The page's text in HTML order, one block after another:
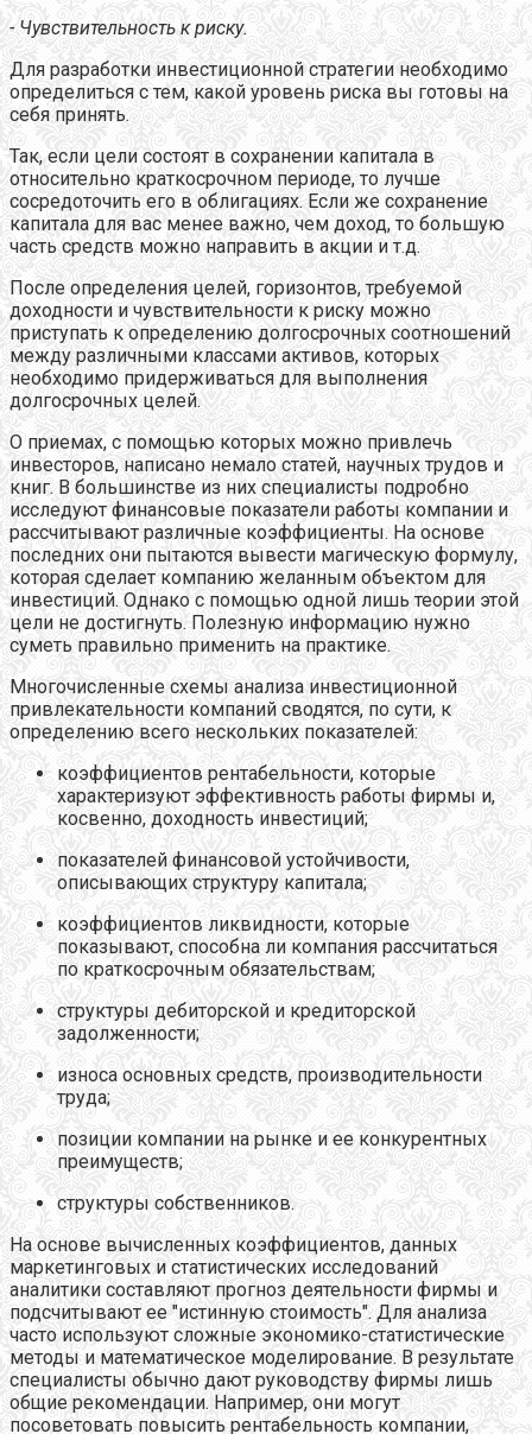
- Чувствительность к риску.
Для разработки инвестиционной стратегии необходимо
определиться с тем, какой уровень риска вы готовы на
себя принять.
Так, если цели состоят в сохранении капитала в
относительно краткосрочном периоде, то лучше
сосредоточить его в облигациях. Если же сохранение
капитала для вас менее важно, чем доход, то большую
часть средств можно направить в акции и т.д.
После определения целей, горизонтов, требуемой
доходности и чувствительности к риску можно
приступать к определению долгосрочных соотношений
между различными классами активов, которых
необходимо придерживаться для выполнения
долгосрочных целей.
О приемах, с помощью которых можно привлечь
инвесторов, написано немало статей, научных трудов и
книг. В большинстве из них специалисты подробно
исследуют финансовые показатели работы компании и
рассчитывают различные коэффициенты. На основе
последних они пытаются вывести магическую формулу,
которая сделает компанию желанным объектом для
инвестиций. Однако с помощью одной лишь теории этой
цели не достигнуть. Полезную информацию нужно
суметь правильно применить на практике.
Многочисленные схемы анализа инвестиционной
привлекательности компаний сводятся, по сути, к
определению всего нескольких показателей:
коэффициентов рентабельности, которые
характеризуют эффективность работы фирмы и,
косвенно, доходность инвестиций;
показателей финансовой устойчивости,
описывающих структуру капитала;
коэффициентов ликвидности, которые
показывают, способна ли компания рассчитаться
по краткосрочным обязательствам;
структуры дебиторской и кредиторской
задолженности;
износа основных средств, производительности
труда;
позиции компании на рынке и ее конкурентных
преимуществ;
структуры собственников.
На основе вычисленных коэффициентов, данных
маркетинговых и статистических исследований
аналитики составляют прогноз деятельности фирмы и
подсчитывают ее "истинную стоимость". Для анализа
часто используют сложные экономико-статистические
методы и математическое моделирование. В результате
специалисты обычно дают руководству фирмы лишь
общие рекомендации. Например, они могут
посоветовать повысить рентабельность компании,